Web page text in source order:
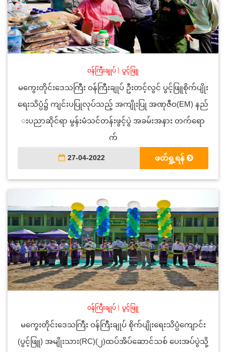
ဝန်ကြီးချုပ် ပွင့်ဖြူ
မကွေးတိုင်းဒေသကြီး ဝန်ကြီးချုပ် ဦးတင့်လွင် ပွင့်ဖြူစိုက်ပျိုး
ရေးသိပ္ပံ၌ ကျင်းပပြုလုပ်သည့် အကျိုးပြု အဏုဇီဝ(EM) နည်
းပညာဆိုင်ရာ မွန်းမံသင်တန်းဖွင့်ပွဲ အခမ်းအနား တက်ရော
က်
27-04-2022 ဖတ်ရှု့ရန်
ဝန်ကြီးချုပ် ပွင့်ဖြူ
မကွေးတိုင်းဒေသကြီး ဝန်ကြီးချုပ် စိုက်ပျိုးရေးသိပ္ပံကျောင်း
(ပွင့်ဖြူ) အမျိုးသား(RC)(၂)ထပ်အိပ်ဆောင်သစ် ပေးအပ်ပွဲသို့